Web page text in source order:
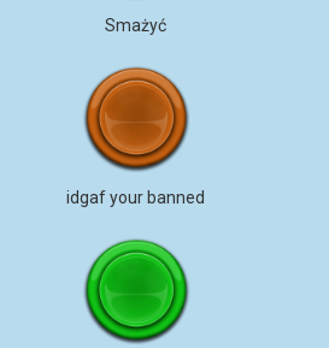
Smażyć
idgaf your banned